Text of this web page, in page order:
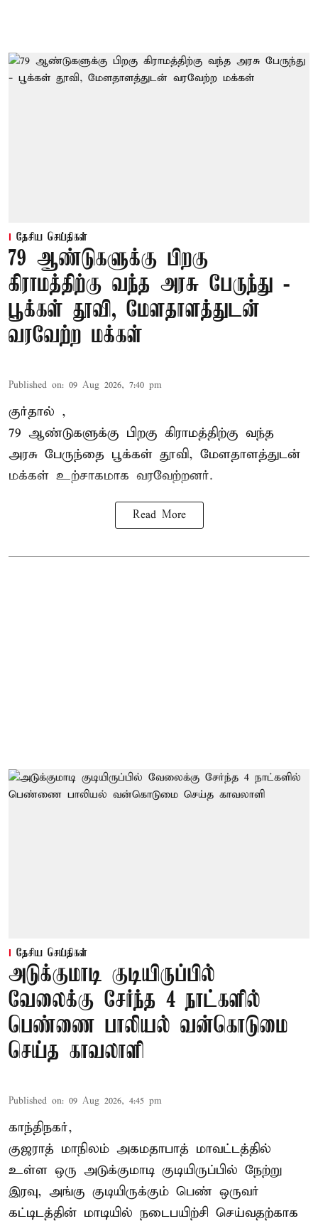
தேசிய செய்திகள்
79 ஆண்டுகளுக்கு பிறகு
கிராமத்திற்கு வந்த அரசு பேருந்து -
பூக்கள் தூவி, மேளதாளத்துடன்
வரவேற்ற மக்கள்
Published on: 09 Aug 2026, 7:40 pm
குர்தால் ,
79 ஆண்டுகளுக்கு பிறகு கிராமத்திற்கு வந்த
அரசு பேருந்தை பூக்கள் தூவி, மேளதாளத்துடன்
மக்கள் உற்சாகமாக வரவேற்றனர்.
Read More
தேசிய செய்திகள்
அடுக்குமாடி குடியிருப்பில்
வேலைக்கு சேர்ந்த 4 நாட்களில்
பெண்ணை பாலியல் வன்கொடுமை
செய்த காவலாளி
Published on: 09 Aug 2026, 4:45 pm
காந்திநகர்,
குஜராத் மாநிலம் அகமதாபாத் மாவட்டத்தில்
உள்ள ஒரு அடுக்குமாடி குடியிருப்பில் நேற்று
இரவு, அங்கு குடியிருக்கும் பெண் ஒருவர்
கட்டிடத்தின் மாடியில் நடைபயிற்சி செய்வதற்காக